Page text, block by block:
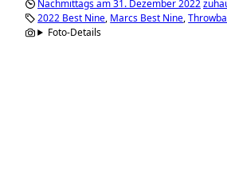
Nachmittags am 31. Dezember 2022
2022 Best Nine Marcs Best Nine
Foto-Details